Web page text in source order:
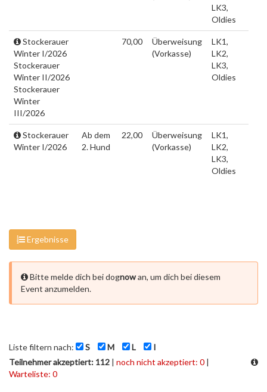
LK3,
Oldies
Stockerauer
Winter I/2026
Stockerauer
Winter II/2026
Stockerauer
Winter
III/2026
70,00
Überweisung
(Vorkasse)
LK1,
LK2,
LK3,
Oldies
Stockerauer
Winter I/2026
Ab dem
2. Hund
22,00
Überweisung
(Vorkasse)
LK1,
LK2,
LK3,
Oldies
Ergebnisse
Bitte melde dich bei dognowan, um dich bei diesem
Event anzumelden.
Liste filtern nach: S M L
I
Teilnehmer akzeptiert: 112 | noch nicht akzeptiert: 0 |
Warteliste: 0